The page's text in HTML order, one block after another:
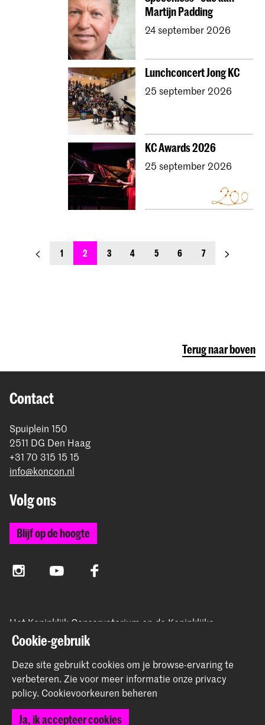
Martijn Padding
24 september 2026
Lunchconcert Jong KC
25 september 2026
KC Awards 2026
25 september 2026
previous_page
1 2 3 4 5 6 7 next_page
Terug naar boven
Contact
Spuiplein 150
2511 DG Den Haag
+31 70 315 15 15
info@koncon.nl
Volg ons
Blijf op de hoogte
InstagramYouTube Facebook
Het Koninklijk Conservatorium en de Koninklijke
Academie van Beeldende Kunsten vormen samen
Hogeschool der Kunsten Den Haag.
© 2025 - 2026 Koninklijk Conservatorium |
Cookie-gebruik
Deze site gebruikt cookies om je browse-ervaring te
verbeteren. Zie voor meer informatie onze privacy
policy. Cookievoorkeuren beheren
Ja, ik accepteer cookies